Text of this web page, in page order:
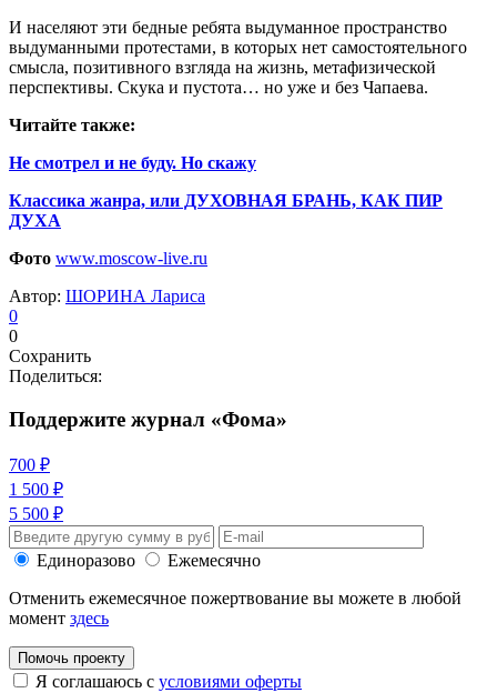
И населяют эти бедные ребята выдуманное пространство
выдуманными протестами, в которых нет самостоятельного
смысла, позитивного взгляда на жизнь, метафизической
перспективы. Скука и пустота… но уже и без Чапаева.
Читайте также:
Не смотрел и не буду. Но скажу
Классика жанра, или ДУХОВНАЯ БРАНЬ, КАК ПИР
ДУХА
Фото www.moscow-live.ru
Автор: ШОРИНА Лариса
0
0
Сохранить
Поделиться:
Поддержите журнал «Фома»
700 ₽
1 500 ₽
5 500 ₽
Единоразово
Ежемесячно
Отменить ежемесячное пожертвование вы можете в любой
момент здесь
Помочь проекту
Я соглашаюсь с условиями оферты